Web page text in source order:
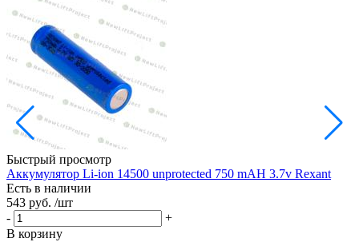
Быстрый просмотр
Аккумулятор Li-ion 14500 unprotected 750 mAH 3.7v Rexant
Есть в наличии
543 руб. /шт
-
+
В корзину